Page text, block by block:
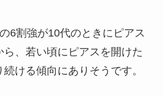
6割強が10代のときにピアス
ら、若い頃にピアスを開けた
ける傾向にありそうです。